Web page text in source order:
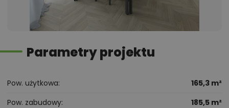
Parametry projektu
Pow. użytkowa
165,3 m²
Pow. zabudowy
185,5 m²